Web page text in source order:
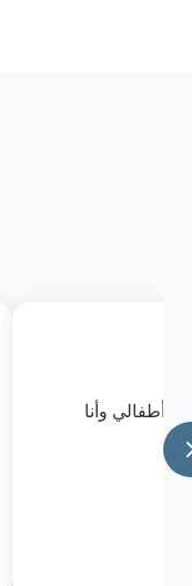
أطفالي وأنا